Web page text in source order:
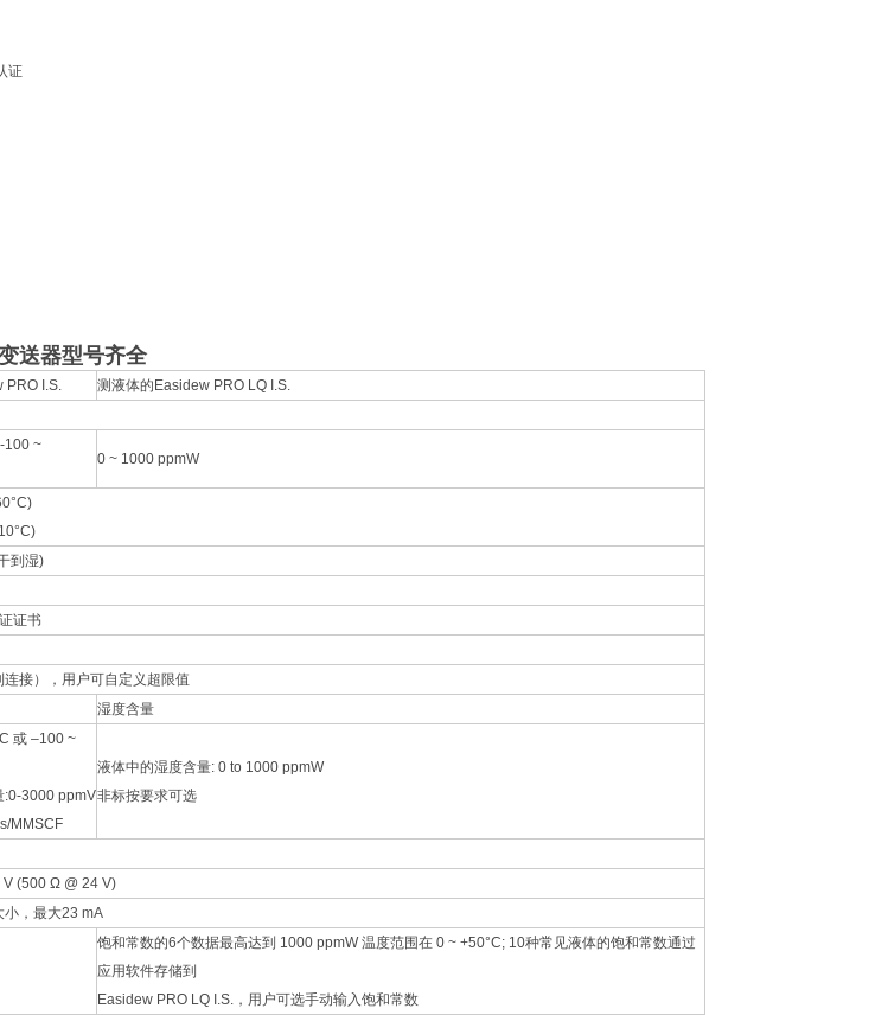
证
送器型号齐全
PRO I.S.
测液体的Easidew PRO LQ I.S.
100 ~
0 ~ 1000 ppmW
到湿)
证书
接），用户可自定义超限值
湿度含量
或 –100 ~
:0-3000 ppmV
MMSCF
液体中的湿度含量: 0 to 1000 ppmW
非标按要求可选
(500 Ω @ 24 V)
小，最大23 mA
饱和常数的6个数据最高达到 1000 ppmW 温度范围在 0 ~ +50°C; 10种常见液体的饱和常数通过
应用软件存储到
Easidew PRO LQ I.S.，用户可选手动输入饱和常数